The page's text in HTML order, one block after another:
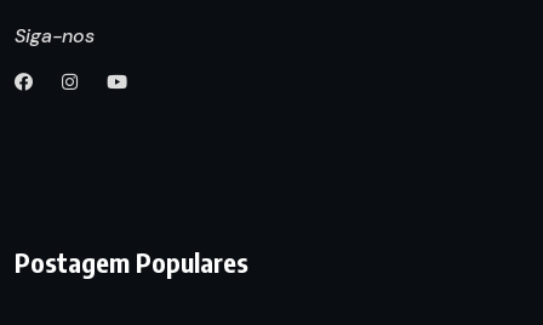
Siga-nos
Postagem Populares